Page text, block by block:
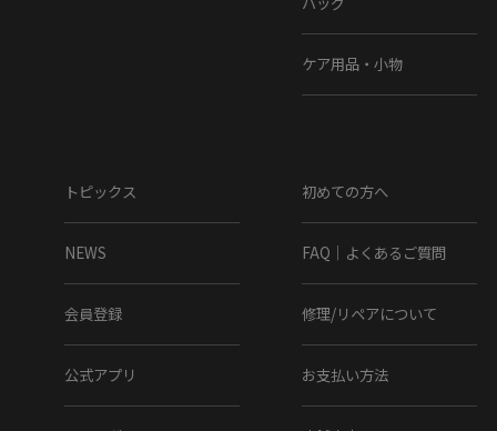
ケア用品・小物
トピックス
NEWS
会員登録
公式アプリ
初めての方へ
FAQ｜よくあるご質問
修理/リペアについて
お支払い方法